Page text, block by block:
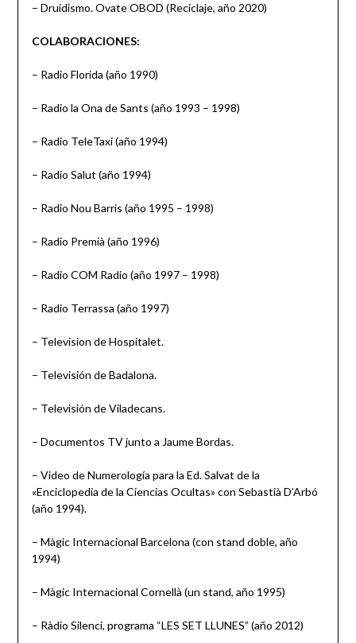
– Druidismo. Ovate OBOD (Reciclaje, año 2020)
COLABORACIONES:
– Radio Florida (año 1990)
– Radio la Ona de Sants (año 1993 – 1998)
– Radio TeleTaxi (año 1994)
– Radio Salut (año 1994)
– Radio Nou Barris (año 1995 – 1998)
– Radio Premià (año 1996)
– Radio COM Radio (año 1997 – 1998)
– Radio Terrassa (año 1997)
– Television de Hospitalet.
– Televisión de Badalona.
– Televisión de Viladecans.
– Documentos TV junto a Jaume Bordas.
– Video de Numerología para la Ed. Salvat de la
«Enciclopedia de la Ciencias Ocultas» con Sebastià D’Arbó
(año 1994).
– Màgic Internacional Barcelona (con stand doble, año
1994)
– Màgic Internacional Cornellà (un stand, año 1995)
– Ràdio Silenci, programa “LES SET LLUNES” (año 2012)